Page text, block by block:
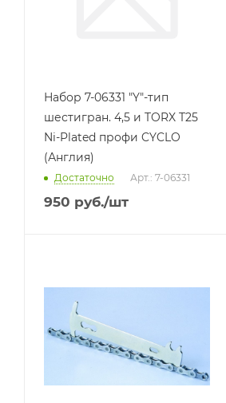
Набор 7-06331 "Y"-тип
шестигран. 4,5 и TORX T25
Ni-Plated профи CYCLO
(Англия)
Достаточно Арт.: 7-06331
950 руб./шт